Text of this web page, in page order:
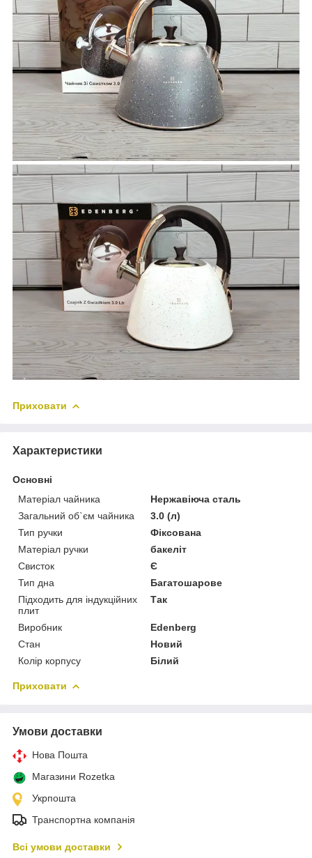
Приховати
Характеристики
Основні
Матеріал чайника
Нержавіюча сталь
Загальний об`єм чайника
3.0 (л)
Тип ручки
Фіксована
Матеріал ручки
бакеліт
Свисток
Є
Тип дна
Багатошарове
Підходить для індукційних
плит
Так
Виробник
Edenberg
Стан
Новий
Колір корпусу
Білий
Приховати
Умови доставки
Нова Пошта
Магазини Rozetka
Укрпошта
Транспортна компанія
Всі умови доставки